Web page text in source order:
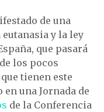
de una
y la ley
que pasará
los pocos
tienen este
una Jornada de
de la Conferencia